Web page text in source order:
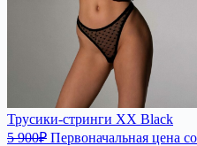
Трусики-стринги XX Black
5 900₽ Первоначальная цена